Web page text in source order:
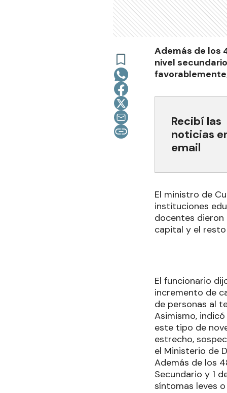
Además de los
nivel
Recibí las
noticias
email
El ministro de
instituciones
docentes dieron
capital y el
El funcionario
incremento de
de personas al
Asimismo,
este tipo de
estrecho,
el Ministerio de
Además de los
Secundario y 1
síntomas leves